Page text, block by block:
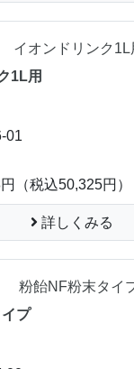
1L用
01
（税込50,325円）
詳しくみる
プ